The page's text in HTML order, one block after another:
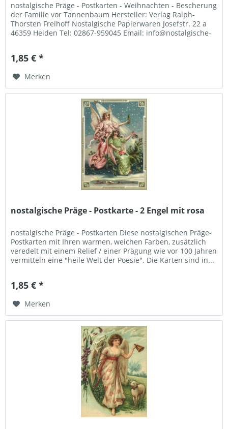
nostalgische Präge - Postkarten - Weihnachten - Bescherung
der Familie vor Tannenbaum Hersteller: Verlag Ralph-
Thorsten Freihoff Nostalgische Papierwaren Josefstr. 22 a
46359 Heiden Tel: 02867-959045 Email: info@nostalgische-
1,85 € *
Merken
nostalgische Präge - Postkarte - 2 Engel mit rosa
nostalgische Präge - Postkarten Diese nostalgischen Präge-
Postkarten mit Ihren warmen, weichen Farben, zusätzlich
veredelt mit einem Relief / einer Prägung wie vor 100 Jahren
vermitteln eine "heile Welt der Poesie". Die Karten sind in...
1,85 € *
Merken